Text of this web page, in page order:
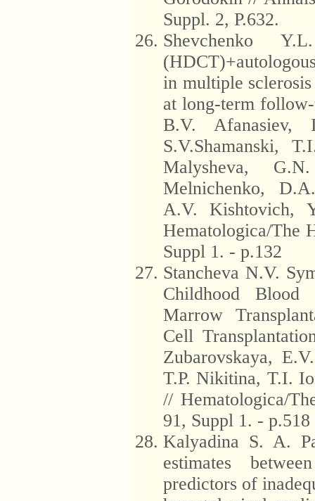
Suppl. 2, P.632.
Shevchenko
in multiple
at long-term
B.V. Afanasiev,
S.V.Shamanski,
Malysheva,
Melnichenko,
A.V. Kishtovich,
Hematologica/The
Suppl 1. - p.132
Stancheva N.V.
Childhood
Marrow
Cell
Zubarovskaya,
T.P. Nikitina, T.I.
// Hematologica/
91, Suppl 1. - p.518
Kalyadina S. A.
estimates
predictors of